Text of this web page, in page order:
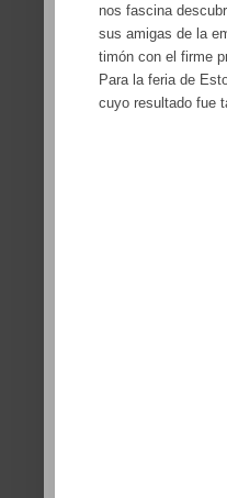
nos fascina
sus amigas de la
timón con el firme
Para la feria de
cuyo resultado fue